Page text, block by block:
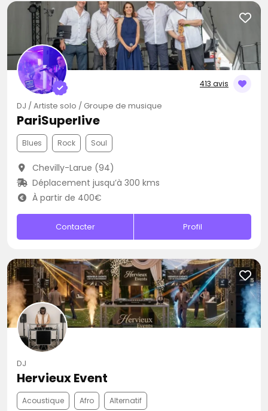
413 avis
DJ / Artiste solo / Groupe de musique
PariSuperlive
Blues Rock Soul
Chevilly-Larue (94)
Déplacement jusqu’à 300 kms
À partir de 400€
Contacter Profil
DJ
Hervieux Event
Acoustique Afro Alternatif